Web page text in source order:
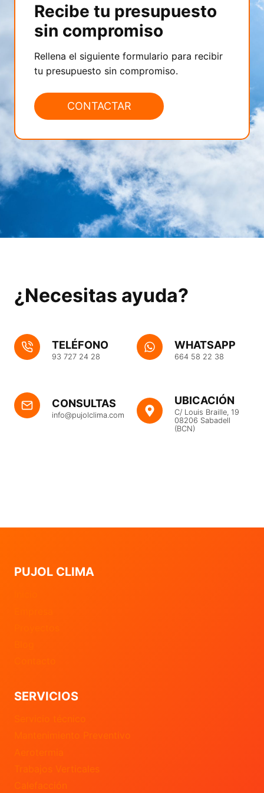
Recibe tu presupuesto
sin compromiso
Rellena el siguiente formulario para recibir
tu presupuesto sin compromiso.
CONTACTAR
¿Necesitas ayuda?
TELÉFONO
93 727 24 28
WHATSAPP
664 58 22 38
CONSULTAS
info@pujolclima.com
UBICACIÓN
C/ Louis Braille, 19
08206 Sabadell
(BCN)
PUJOL CLIMA
SERVICIOS
Mantenimiento Preventivo
Trabajos Verticales
Calefacción